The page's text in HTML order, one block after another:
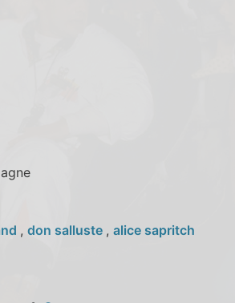
, don salluste , alice sapritch